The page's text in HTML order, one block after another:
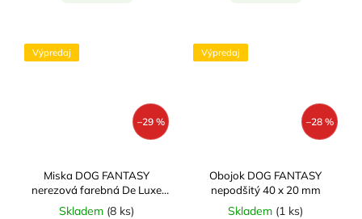
Výpredaj
–29 %
Miska DOG FANTASY
nerezová farebná De Luxe
S3 (7,1l)
Skladem (8 ks)
Výpredaj
–28 %
Obojok DOG FANTASY
nepodšitý 40 x 20 mm
Skladem (1 ks)